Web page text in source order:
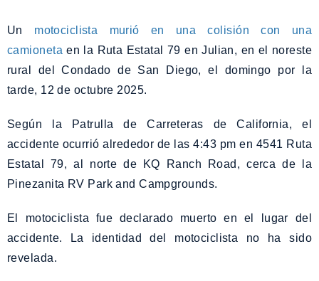
Un motociclista murió en una colisión con una
camioneta en la Ruta Estatal 79 en Julian, en el noreste
rural del Condado de San Diego, el domingo por la
tarde, 12 de octubre 2025.
Según la Patrulla de Carreteras de California, el
accidente ocurrió alrededor de las 4:43 pm en 4541 Ruta
Estatal 79, al norte de KQ Ranch Road, cerca de la
Pinezanita RV Park and Campgrounds.
El motociclista fue declarado muerto en el lugar del
accidente. La identidad del motociclista no ha sido
revelada.